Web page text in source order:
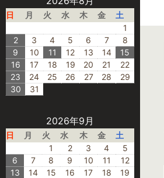
日 月 火 水 木 金
土
1
2
3 4 5 6 7
8
9
10 11 12 13 14
15
16
17 18 19 20 21
22
23
24 25 26 27 28
29
30
31
2026年9月
日 月 火 水 木 金
土
1
2 3 4
5
6
7 8 9 10 11
12
13
14 15 16 17 18
19